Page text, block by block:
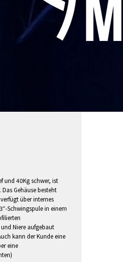
und 40Kg schwer, ist
Gehäuse besteht
über internes
Schwingspule in einem
Niere aufgebaut
kann der Kunde eine
eine